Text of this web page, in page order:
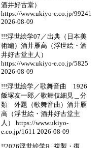
酒井好古堂）
https://www.ukiyo-e.co.jp/99241
2026-08-09
!!!浮世絵学07／出典（日本美
術編）酒井雁高（浮世絵・酒
井好古堂主人）
https://www.ukiyo-e.co.jp/5825
2026-08-09
!!!浮世絵学／歌舞音曲 1926
飯塚友一郎／歌舞伎細見＿分
類 外題（歌舞音曲）酒井雁
高（浮世絵・酒井好古堂主
人） https://www.ukiyo-
e.co.jp/1611 2026-08-09
!!2026浮世絵学R_複製・復